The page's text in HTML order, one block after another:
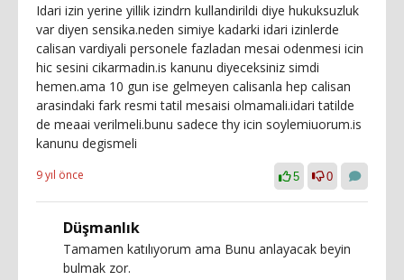
Idari izin yerine yillik izindrn kullandirildi diye hukuksuzluk
var diyen sensika.neden simiye kadarki idari izinlerde
calisan vardiyali personele fazladan mesai odenmesi icin
hic sesini cikarmadin.is kanunu diyeceksiniz simdi
hemen.ama 10 gun ise gelmeyen calisanla hep calisan
arasindaki fark resmi tatil mesaisi olmamali.idari tatilde
de meaai verilmeli.bunu sadece thy icin soylemiuorum.is
kanunu degismeli
9 yıl önce 5 0
Düşmanlık
Tamamen katılıyorum ama Bunu anlayacak beyin
bulmak zor.